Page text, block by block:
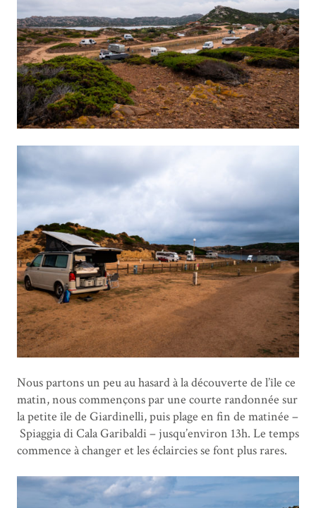
Nous partons un peu au hasard à la découverte de l’île ce
matin, nous commençons par une courte randonnée sur
la petite île de Giardinelli, puis plage en fin de matinée –
Spiaggia di Cala Garibaldi – jusqu’environ 13h. Le temps
commence à changer et les éclaircies se font plus rares.